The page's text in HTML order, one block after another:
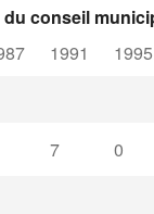
conseil
1991 1995
7
0